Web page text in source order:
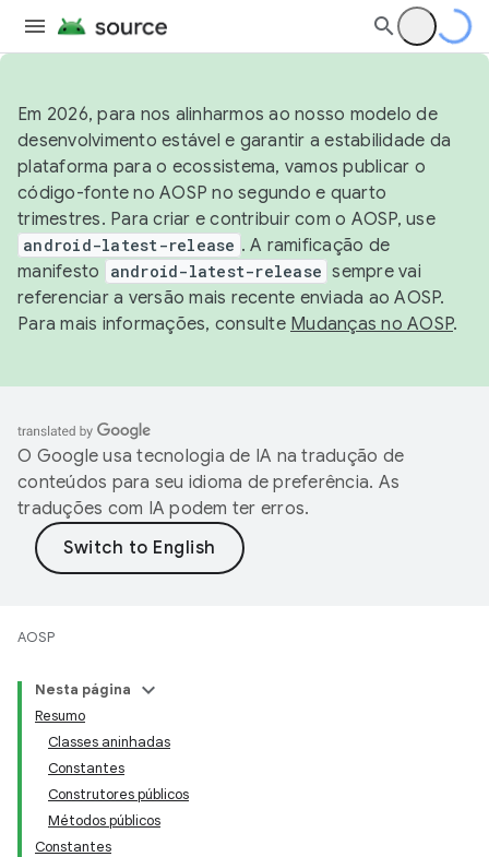
Em 2026, para nos alinharmos ao nosso modelo de
desenvolvimento estável e garantir a estabilidade da
plataforma para o ecossistema, vamos publicar o
código-fonte no AOSP no segundo e quarto
trimestres. Para criar e contribuir com o AOSP, use
android-latest-release . A ramificação de
manifesto
android-latest-release sempre vai
referenciar a versão mais recente enviada ao AOSP.
Para mais informações, consulte Mudanças no AOSP.
O Google usa tecnologia de IA na tradução de
conteúdos para seu idioma de preferência. As
traduções com IA podem ter erros.
AOSP
Nesta página
Resumo
Classes aninhadas
Constantes
Construtores públicos
Métodos públicos
Constantes